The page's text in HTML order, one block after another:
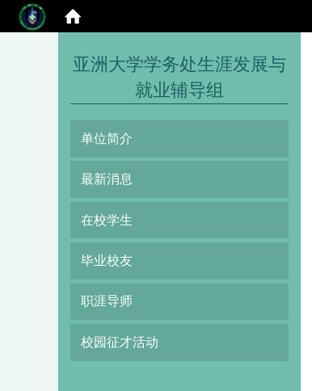
亚洲大学学务处生涯发展与
就业辅导组
单位简介
最新消息
在校学生
毕业校友
职涯导师
校园征才活动